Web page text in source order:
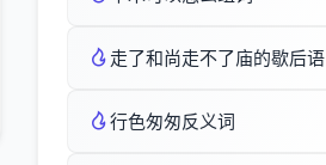
走了和尚走不了庙的歇后语
行色匆匆反义词